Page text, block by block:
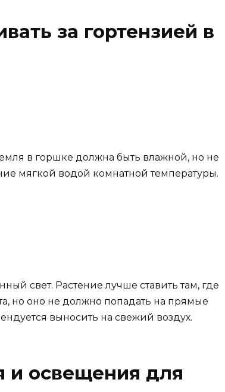
за гортензией в
в горшке должна быть влажной, но не
мягкой водой комнатной температуры.
свет. Растение лучше ставить там, где
но оно не должно попадать на прямые
выносить на свежий воздух.
и освещения для